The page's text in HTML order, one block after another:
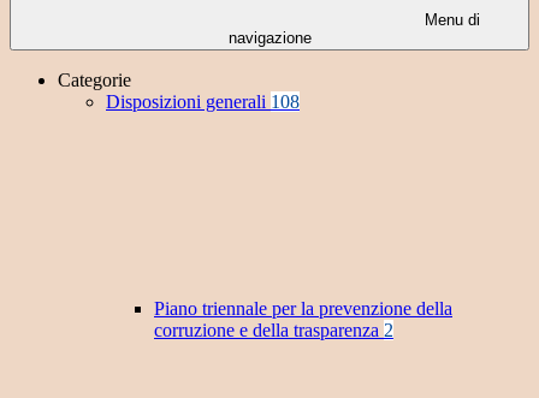
Menu di
navigazione
Categorie
Disposizioni generali 108
Piano triennale per la prevenzione della
corruzione e della trasparenza 2